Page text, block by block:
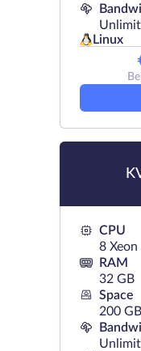
Linux
CPU
8 Xeon
RAM
32 GB
Space
200